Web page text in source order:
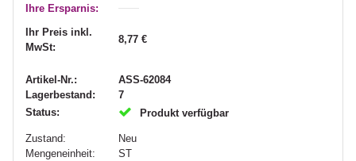
Ihre Ersparnis:
Ihr Preis inkl.
MwSt:
8,77 €
Artikel-Nr.:
ASS-62084
Lagerbestand:
7
Status:
Produkt verfügbar
Zustand:
Neu
Mengeneinheit:
ST